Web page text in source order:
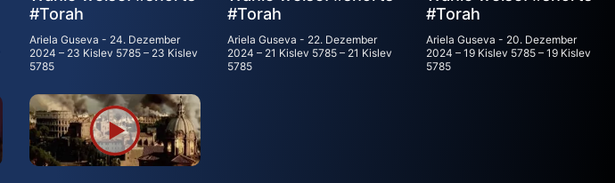
#Torah
Ariela Guseva
24. Dezember
2024 – 23 Kislev 5785 – 23 Kislev
5785
#Torah
Ariela Guseva
22. Dezember
2024 – 21 Kislev 5785 – 21 Kislev
5785
#Torah
Ariela Guseva
20. Dezember
2024 – 19 Kislev 5785 – 19 Kislev
5785